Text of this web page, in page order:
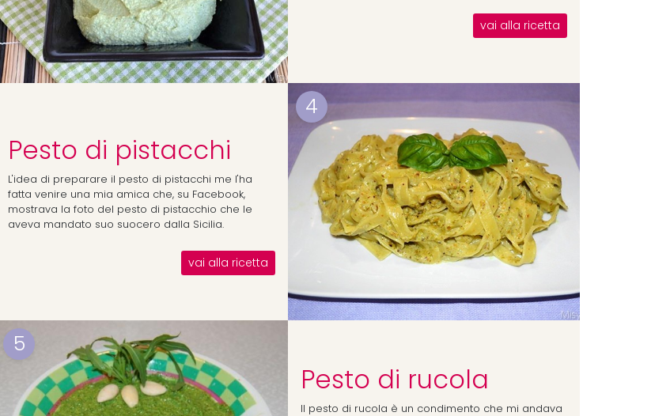
vai alla ricetta
4
Pesto di pistacchi
L'idea di preparare il pesto di pistacchi me l'ha
fatta venire una mia amica che, su Facebook,
mostrava la foto del pesto di pistacchio che le
aveva mandato suo suocero dalla Sicilia.
vai alla ricetta
5
Pesto di rucola
Il pesto di rucola è un condimento che mi andava